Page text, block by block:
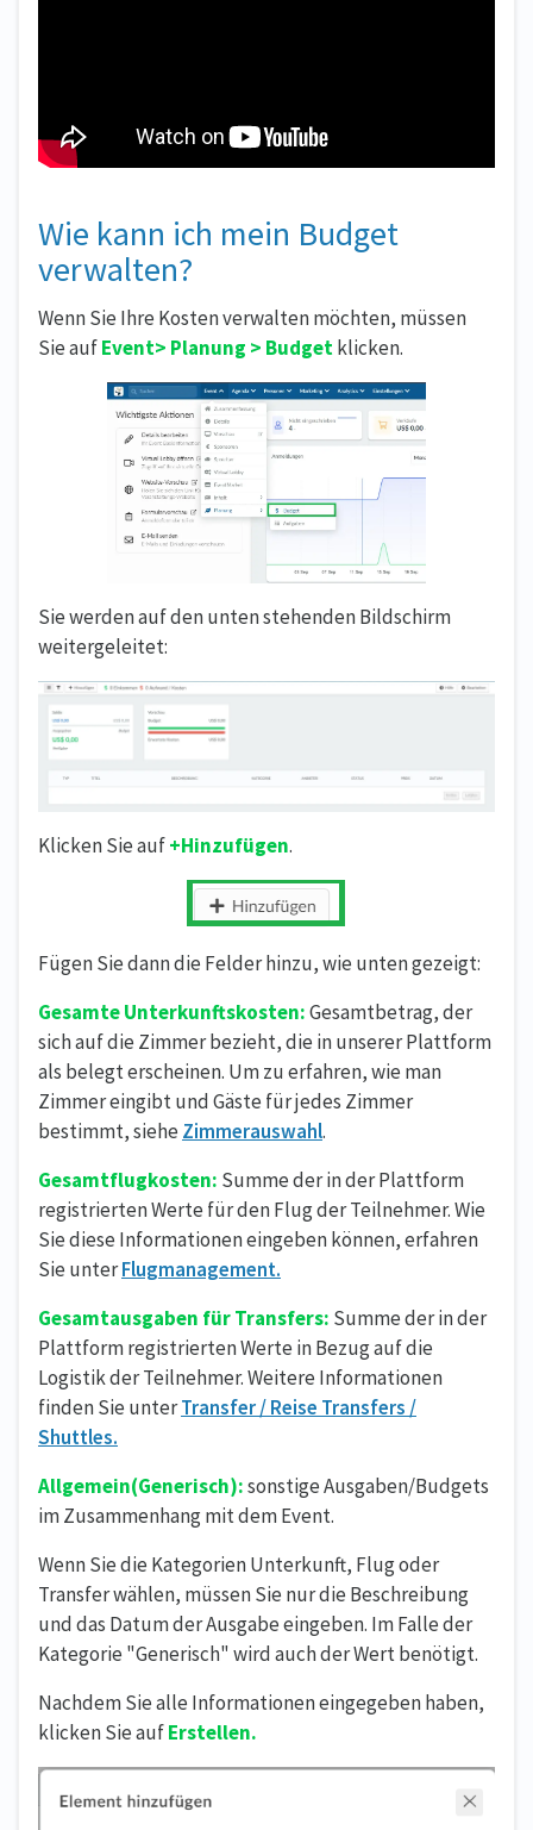
Wie kann ich mein Budget
verwalten?
Wenn Sie Ihre Kosten verwalten möchten, müssen
Sie aufEvent> Planung > Budgetklicken.
Sie werden auf den unten stehenden Bildschirm
weitergeleitet:
Klicken Sie auf+Hinzufügen.
Fügen Sie dann die Felder hinzu, wie unten gezeigt:
Gesamte Unterkunftskosten:Gesamtbetrag, der
sich auf die Zimmer bezieht, die in unserer Plattform
als belegt erscheinen. Um zu erfahren, wie man
Zimmer eingibt und Gäste für jedes Zimmer
bestimmt, siehe Zimmerauswahl.
Gesamtflugkosten: Summe der in der Plattform
registrierten Werte für den Flug der Teilnehmer. Wie
Sie diese Informationen eingeben können, erfahren
Sie unterFlugmanagement.
Gesamtausgaben für Transfers: Summe der in der
Plattform registrierten Werte in Bezug auf die
Logistik der Teilnehmer. Weitere Informationen
finden Sie unterTransfer / Reise Transfers /
Shuttles.
Allgemein(Generisch):sonstige Ausgaben/Budgets
im Zusammenhang mit dem Event.
Wenn Sie die Kategorien Unterkunft, Flug oder
Transfer wählen, müssen Sie nur die Beschreibung
und das Datum der Ausgabe eingeben. Im Falle der
Kategorie "Generisch" wird auch der Wert benötigt.
Nachdem Sie alle Informationen eingegeben haben,
klicken Sie aufErstellen.